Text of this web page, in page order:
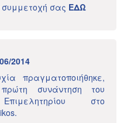
συμμετοχή σας ΕΔΩ
2014
πραγματοποιήθηκε,
συνάντηση του
στο